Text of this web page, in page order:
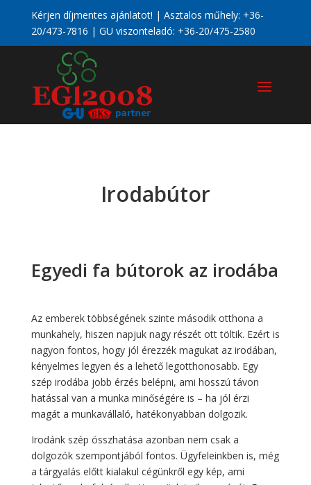
Kérjen díjmentes ajánlatot! | Asztalos műhely: +36-
20/473-7816 | GU viszonteladó: +36-20/475-2580
Irodabútor
Egyedi fa bútorok az irodába
Az emberek többségének szinte második otthona a
munkahely, hiszen napjuk nagy részét ott töltik. Ezért is
nagyon fontos, hogy jól érezzék magukat az irodában,
kényelmes legyen és a lehető legotthonosabb. Egy
szép irodába jobb érzés belépni, ami hosszú távon
hatással van a munka minőségére is – ha jól érzi
magát a munkavállaló, hatékonyabban dolgozik.
Irodánk szép összhatása azonban nem csak a
dolgozók szempontjából fontos. Ügyfeleinkben is, még
a tárgyalás előtt kialakul cégünkről egy kép, ami